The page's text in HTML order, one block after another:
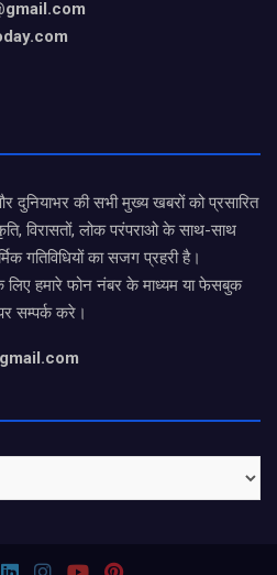
दुनियाभर की सभी मुख्य खबरों को प्रसारित
विरासतों, लोक परंपराओ के साथ-साथ
गतिविधियों का सजग प्रहरी है।
हमारे फोन नंबर के माध्यम या फेसबुक
सम्पर्क करे।